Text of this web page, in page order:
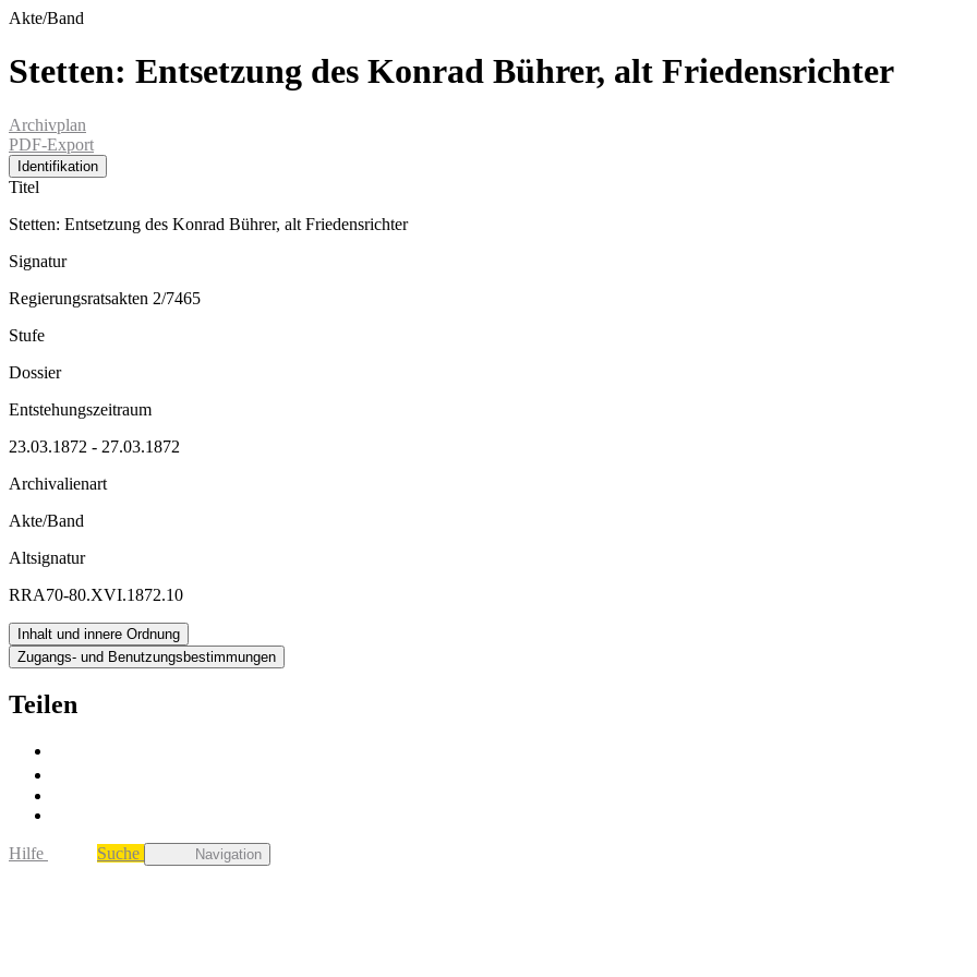
Akte/Band
Stetten: Entsetzung des Konrad Bührer, alt Friedensrichter
Archivplan
PDF-Export
Identifikation
Titel
Stetten: Entsetzung des Konrad Bührer, alt Friedensrichter
Signatur
Regierungsratsakten 2/7465
Stufe
Dossier
Entstehungszeitraum
23.03.1872 - 27.03.1872
Archivalienart
Akte/Band
Altsignatur
RRA70-80.XVI.1872.10
Inhalt und innere Ordnung
Zugangs- und Benutzungsbestimmungen
Teilen
Hilfe Suche Navigation